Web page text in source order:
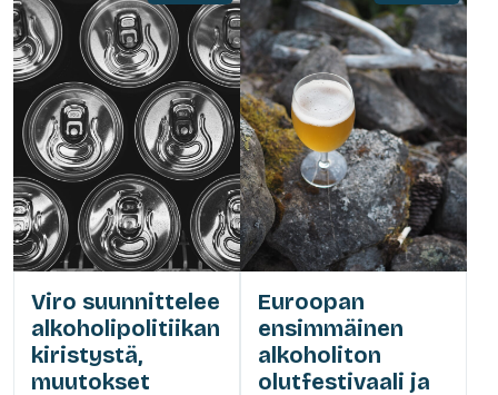
Viro suunnittelee
alkoholipolitiikan
kiristystä,
muutokset
Euroopan
ensimmäinen
alkoholiton
olutfestivaali ja